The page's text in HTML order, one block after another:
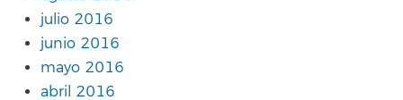
julio 2016
junio 2016
mayo 2016
abril 2016